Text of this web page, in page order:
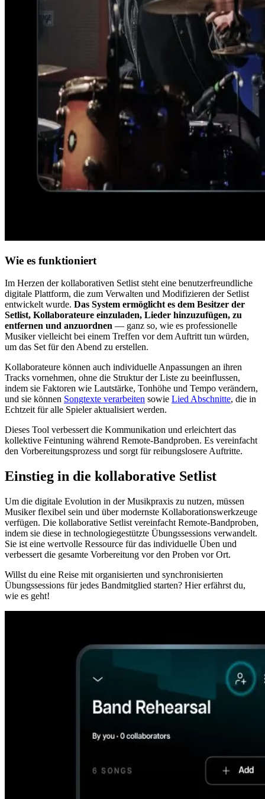
Wie es funktioniert
Im Herzen der kollaborativen Setlist steht eine benutzerfreundliche
digitale Plattform, die zum Verwalten und Modifizieren der Setlist
entwickelt wurde. Das System ermöglicht es dem Besitzer der
Setlist, Kollaborateure einzuladen, Lieder hinzuzufügen, zu
entfernen und anzuordnen — ganz so, wie es professionelle
Musiker vielleicht bei einem Treffen vor dem Auftritt tun würden,
um das Set für den Abend zu erstellen.
Kollaborateure können auch individuelle Anpassungen an ihren
Tracks vornehmen, ohne die Struktur der Liste zu beeinflussen,
indem sie Faktoren wie Lautstärke, Tonhöhe und Tempo verändern,
und sie können Songtexte verarbeiten sowie Lied Abschnitte, die in
Echtzeit für alle Spieler aktualisiert werden.
Dieses Tool verbessert die Kommunikation und erleichtert das
kollektive Feintuning während Remote-Bandproben. Es vereinfacht
den Vorbereitungsprozess und sorgt für reibungslosere Auftritte.
Einstieg in die kollaborative Setlist
Um die digitale Evolution in der Musikpraxis zu nutzen, müssen
Musiker flexibel sein und über modernste Kollaborationswerkzeuge
verfügen. Die kollaborative Setlist vereinfacht Remote-Bandproben,
indem sie diese in technologiegestützte Übungssessions verwandelt.
Sie ist eine wertvolle Ressource für das individuelle Üben und
verbessert die gesamte Vorbereitung vor den Proben vor Ort.
Willst du eine Reise mit organisierten und synchronisierten
Übungssessions für jedes Bandmitglied starten? Hier erfährst du,
wie es geht!